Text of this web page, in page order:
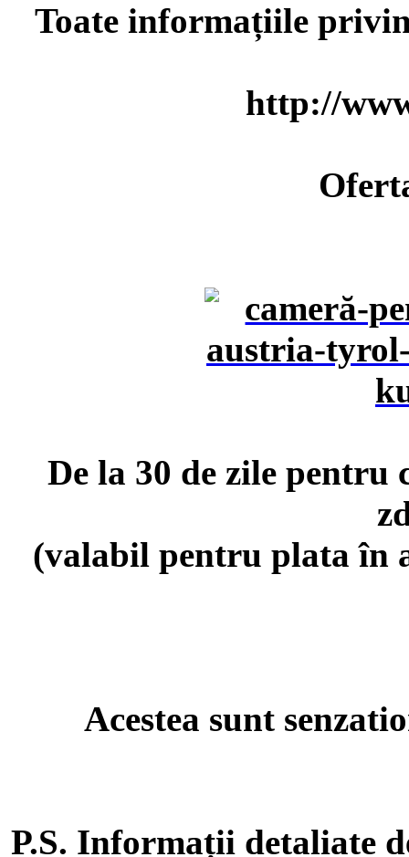
Toate informațiile
http://
De la 30 de zile pentru
(valabil pentru plata în
Acestea sunt
P.S. Informații detaliate